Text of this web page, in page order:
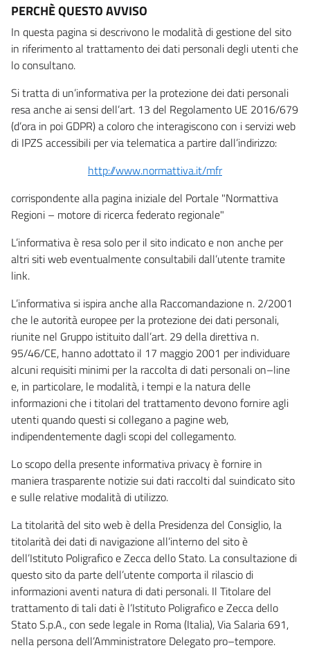
PERCHÈ QUESTO AVVISO
In questa pagina si descrivono le modalità di gestione del sito
in riferimento al trattamento dei dati personali degli utenti che
lo consultano.
Si tratta di un’informativa per la protezione dei dati personali
resa anche ai sensi dell’art. 13 del Regolamento UE 2016/679
(d’ora in poi GDPR) a coloro che interagiscono con i servizi web
di IPZS accessibili per via telematica a partire dall’indirizzo:
http://www.normattiva.it/mfr
corrispondente alla pagina iniziale del Portale "Normattiva
Regioni – motore di ricerca federato regionale"
L’informativa è resa solo per il sito indicato e non anche per
altri siti web eventualmente consultabili dall’utente tramite
link.
L’informativa si ispira anche alla Raccomandazione n. 2/2001
che le autorità europee per la protezione dei dati personali,
riunite nel Gruppo istituito dall’art. 29 della direttiva n.
95/46/CE, hanno adottato il 17 maggio 2001 per individuare
alcuni requisiti minimi per la raccolta di dati personali on–line
e, in particolare, le modalità, i tempi e la natura delle
informazioni che i titolari del trattamento devono fornire agli
utenti quando questi si collegano a pagine web,
indipendentemente dagli scopi del collegamento.
Lo scopo della presente informativa privacy è fornire in
maniera trasparente notizie sui dati raccolti dal suindicato sito
e sulle relative modalità di utilizzo.
La titolarità del sito web è della Presidenza del Consiglio, la
titolarità dei dati di navigazione all’interno del sito è
dell’Istituto Poligrafico e Zecca dello Stato. La consultazione di
questo sito da parte dell’utente comporta il rilascio di
informazioni aventi natura di dati personali. Il Titolare del
trattamento di tali dati è l’Istituto Poligrafico e Zecca dello
Stato S.p.A., con sede legale in Roma (Italia), Via Salaria 691,
nella persona dell’Amministratore Delegato pro–tempore.